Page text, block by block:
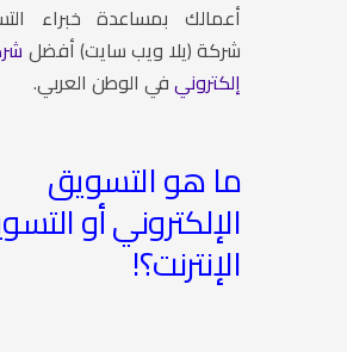
أعمالك بمساعدة خبراء
شركة (يلا ويب سايت)أفضل
إلكترونيفي الوطن العربي.
ما هو التسويق
الإلكتروني أو
الإنترنت؟!